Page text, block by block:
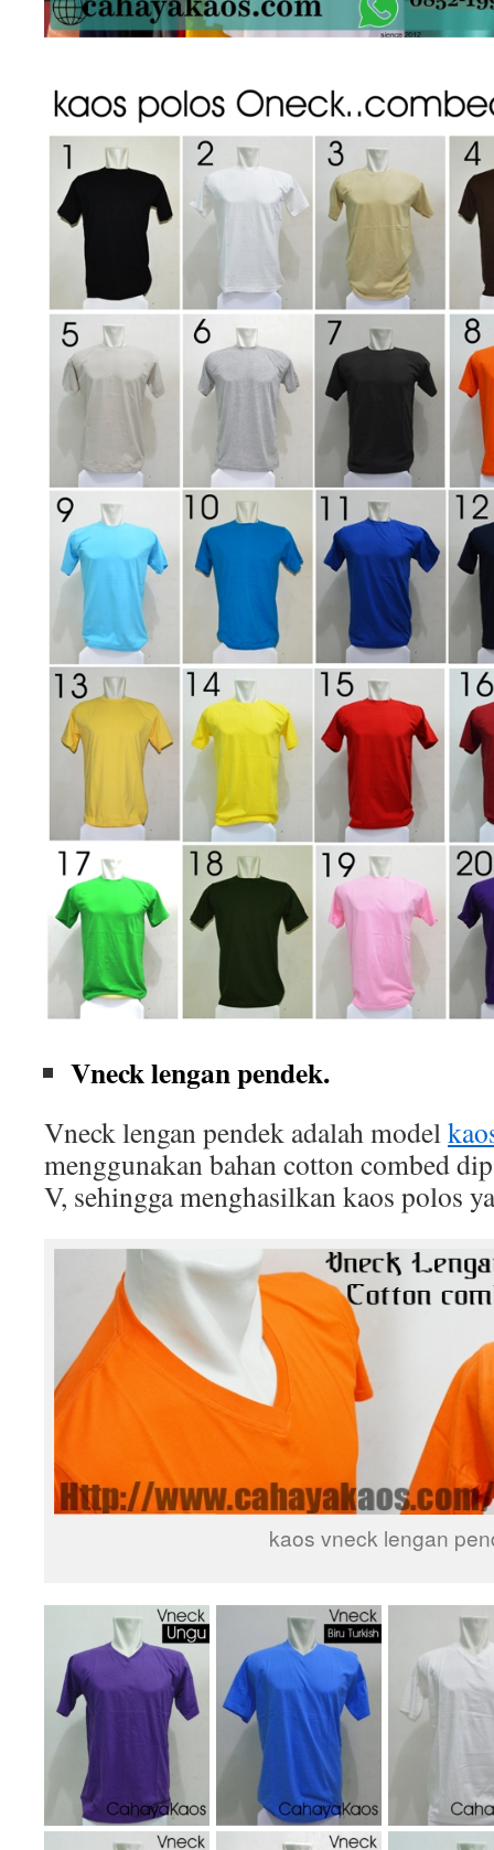
Vneck lengan pendek.
Vneck lengan pendek adalah model
menggunakan bahan cotton combed
V, sehingga menghasilkan kaos polos
kaos vneck lengan